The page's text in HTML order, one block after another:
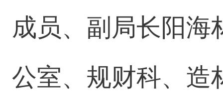
成员、副局长阳海
公室、规财科、造